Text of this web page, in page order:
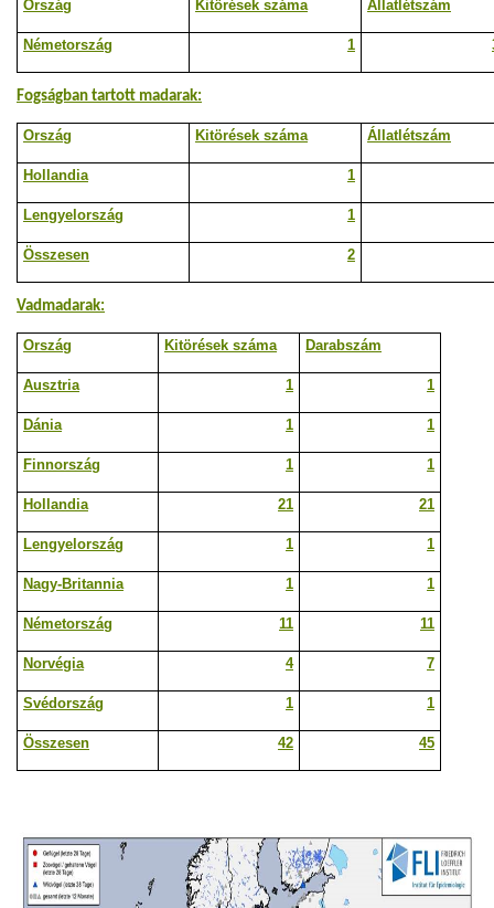
Ország Kitörések száma Állatlétszám
Németország 1
Fogságban tartott madarak:
Ország Kitörések száma Állatlétszám
Hollandia 1
Lengyelország 1
Összesen 2
Vadmadarak:
Ország Kitörések száma Darabszám
Ausztria 1 1
Dánia 1 1
Finnország 1 1
Hollandia 21 21
Lengyelország 1 1
Nagy-Britannia 1 1
Németország 11 11
Norvégia 4 7
Svédország 1 1
Összesen 42 45